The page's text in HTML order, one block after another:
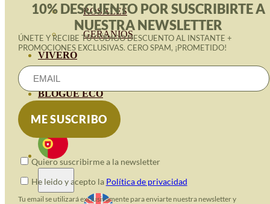
ROSALES
GERANIOS
VIVERO
RECURSOS
BLOGUE ECO
CONTACTO
10% DESCUENTO POR SUSCRIBIRTE A
NUESTRA NEWSLETTER
ÚNETE Y RECIBE TU CÓDIGO DESCUENTO AL INSTANTE +
PROMOCIONES EXCLUSIVAS. CERO SPAM, ¡PROMETIDO!
Quiero suscribirme a la newsletter
He leido y acepto la Política de privacidad
Tu email se utilizará exclusivamente para enviarte nuestra newsletter y